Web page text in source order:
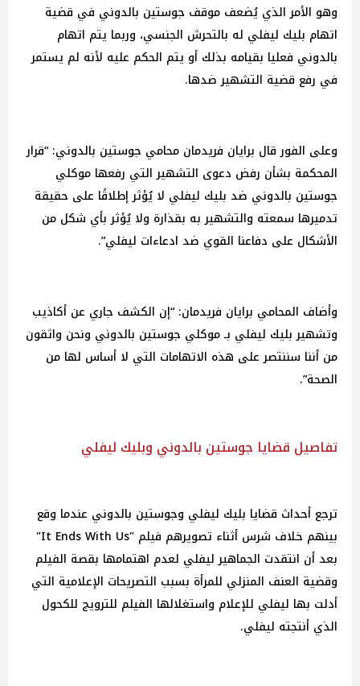
وهو الأمر الذي يُضعف موقف جوستين بالدوني في قضية
اتهام بليك ليفلي له بالتحرش الجنسي، وربما يتم اتهام
بالدوني فعليا بقيامه بذلك أو يتم الحكم عليه لأنه لم يستمر
في رفع قضية التشهير ضدها.
وعلى الفور قال برايان فريدمان محامي جوستين بالدوني: “قرار
المحكمة بشأن رفض دعوى التشهير التي رفعها موكلي
جوستين بالدوني ضد بليك ليفلي لا يُؤثر إطلاقًا على حقيقة
تدميرها سمعته والتشهير به بقذارة ولا يُؤثر بأي شكل من
الأشكال على دفاعنا القوي ضد ادعاءات ليفلي”.
وأضاف المحامي برايان فريدمان: “إن الكشف جاري عن أكاذيب
وتشهير بليك ليفلي بـ موكلي جوستين بالدوني ونحن واثقون
من أننا سننتصر على هذه الاتهامات التي لا أساس لها من
الصحة”.
تفاصيل قضايا جوستين بالدوني وبليك ليفلي
ترجع أحداث قضايا بليك ليفلي وجوستين بالدوني عندما وقع
بينهم خلاف شرس أثناء تصويرهم فيلم "It Ends With Us"
بعد أن انتقدت الجماهير ليفلي لعدم اهتمامها بقصة الفيلم
وقضية العنف المنزلي للمرأة بسبب التصريحات الإعلامية التي
أدلت بها ليفلي للإعلام واستغلالها الفيلم للترويج للكحول
الذي أنتجته ليفلي.